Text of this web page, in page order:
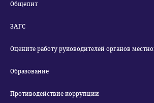
Общепит
ЗАГС
Оцените работу руководителей органов
Образование
Противодействие коррупции